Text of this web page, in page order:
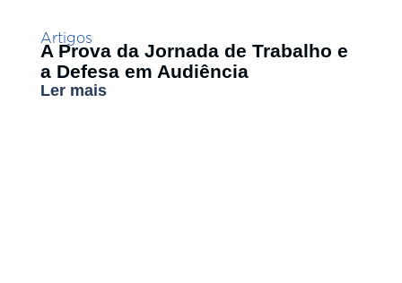
Artigos
A Prova da Jornada de Trabalho e
a Defesa em Audiência
Ler mais